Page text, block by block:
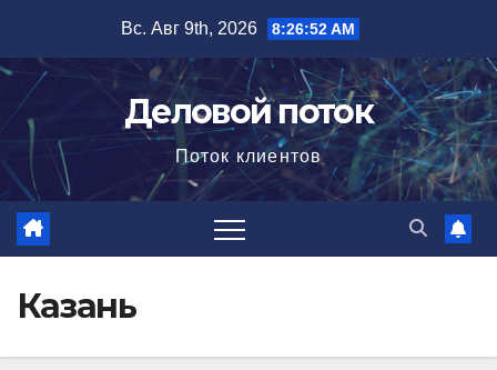
содержимому
Вс. Авг 9th, 2026 8:26:53 AM
Деловой поток
Поток клиентов
Казань